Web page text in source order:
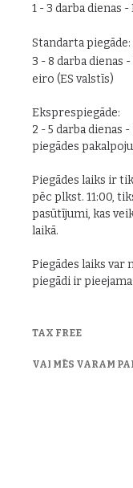
1 - 3 darba dienas
Standarta piegāde:
3 - 8 darba dienas -
eiro (ES valstīs)
Eksprespiegāde:
2 - 5 darba dienas -
piegādes
Piegādes laiks ir
pēc plkst. 11:00,
pasūtījumi, kas
laikā.
Piegādes laiks
piegādi ir
TAX FREE
VAI MĒS VARAM